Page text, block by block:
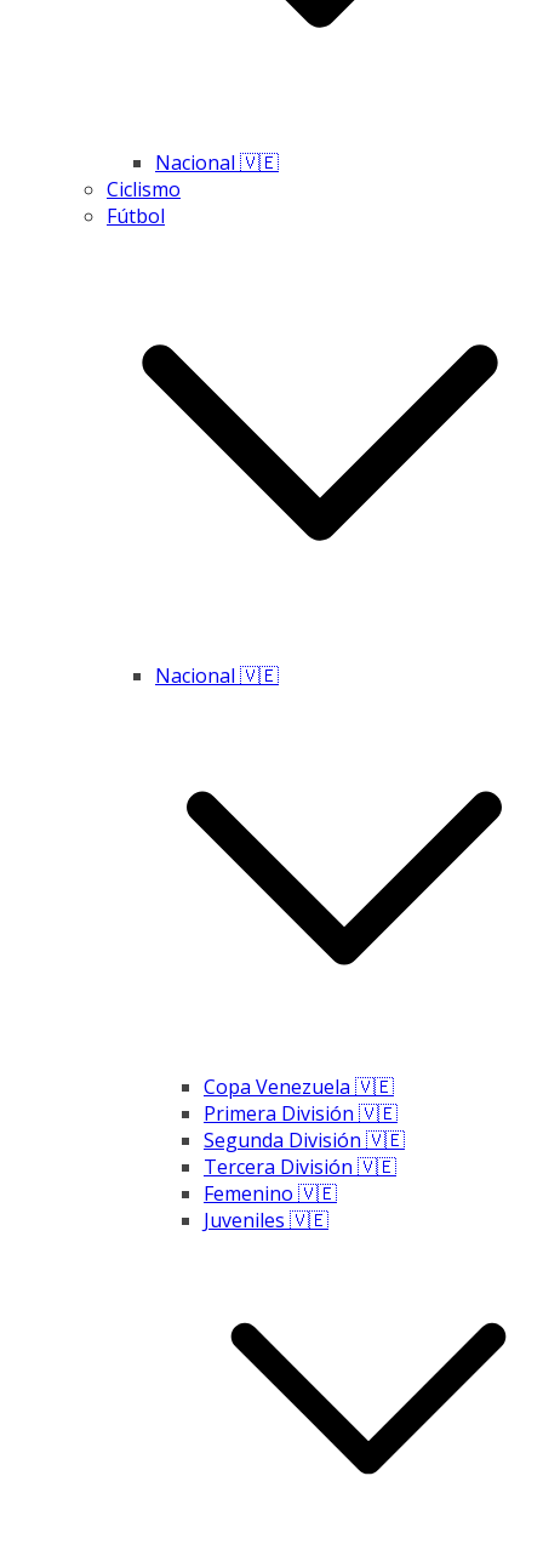
Nacional 🇻🇪
Ciclismo
Fútbol
Nacional 🇻🇪
Copa Venezuela 🇻🇪
Primera División 🇻🇪
Segunda División 🇻🇪
Tercera División 🇻🇪
Femenino 🇻🇪
Juveniles 🇻🇪